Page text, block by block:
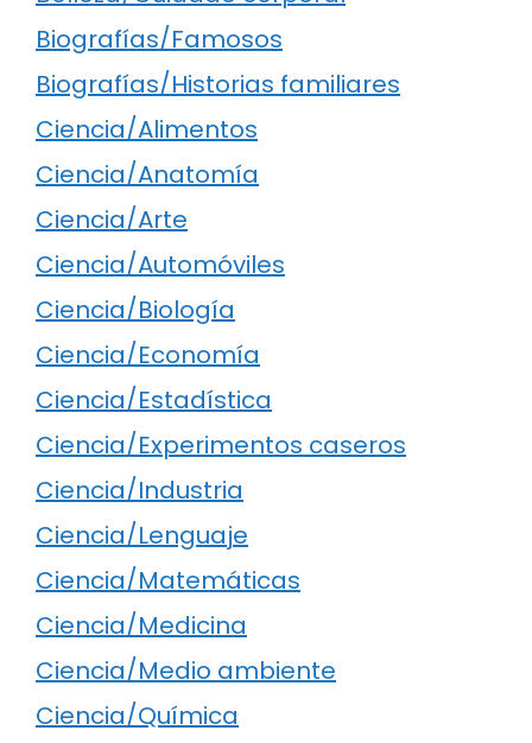
Biografías/Famosos
Biografías/Historias familiares
Ciencia/Alimentos
Ciencia/Anatomía
Ciencia/Arte
Ciencia/Automóviles
Ciencia/Biología
Ciencia/Economía
Ciencia/Estadística
Ciencia/Experimentos caseros
Ciencia/Industria
Ciencia/Lenguaje
Ciencia/Matemáticas
Ciencia/Medicina
Ciencia/Medio ambiente
Ciencia/Química